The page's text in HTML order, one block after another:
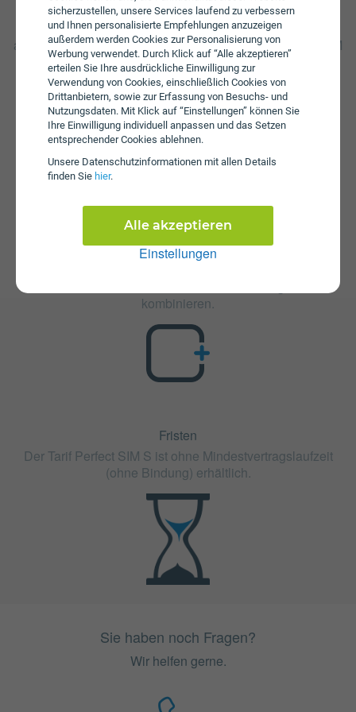
sicherzustellen, unsere Services laufend zu verbessern
und Ihnen personalisierte Empfehlungen anzuzeigen
außerdem werden Cookies zur Personalisierung von
Werbung verwendet. Durch Klick auf “Alle akzeptieren”
erteilen Sie Ihre ausdrückliche Einwilligung zur
Verwendung von Cookies, einschließlich Cookies von
Drittanbietern, sowie zur Erfassung von Besuchs- und
Nutzungsdaten. Mit Klick auf “Einstellungen” können Sie
Ihre Einwilligung individuell anpassen und das Setzen
entsprechender Cookies ablehnen.
Unsere Daten­schutz­informationen mit allen Details
finden Sie hier.
Einstellungen
Alle akzeptieren
aufgebraucht ist muss ein zusätzliches Datenpaket von
Drei hinzugenommen werden, um wieder mobilen Zugriff
auf das Internet zu haben. Zusätzlich fällt beim Perfect SIM
S eine Aktivierungsgebühr in Höhe von € 69,90 an. Die
jährliche Servicepauschale beträgt € 27.
Zusatzpakete
Perfect SIM S ist mit verschiedenen Zusatzangeboten
erweiterbar. Mehr über kombinierbare Zusatzprodukte
kombinieren.
Fristen
Der Tarif Perfect SIM S ist ohne Mindestvertragslaufzeit
(ohne Bindung) erhältlich.
Sie haben noch Fragen?
Wir helfen gerne.